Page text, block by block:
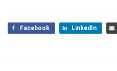
Facebook LinkedIn